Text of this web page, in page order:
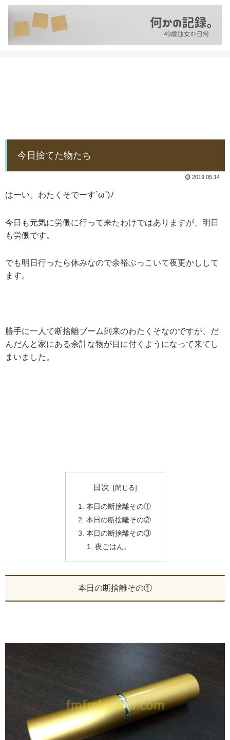
今日捨てた物たち
2019.05.14
はーい。わたくそでーす´ω`)ﾉ
今日も元気に労働に行って来たわけではありますが、明日
も労働です。
でも明日行ったら休みなので余裕ぶっこいて夜更かしして
ます。
勝手に一人で断捨離ブーム到来のわたくそなのですが、だ
んだんと家にある余計な物が目に付くようになって来てし
まいました。
目次
本日の断捨離その①
本日の断捨離その②
本日の断捨離その③
夜ごはん。
本日の断捨離その①